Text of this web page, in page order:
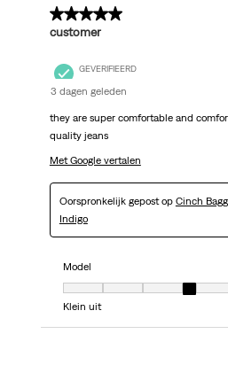
5 van 5 sterren.
customer
GEVERIFIEERD
3 dagen geleden
they are super comfortable and
quality jeans
Met Google vertalen
Oorspronkelijk gepost op Cinch
Indigo
Model
Model, 4 van 7, waarbij 1 gelijk is
Klein uit